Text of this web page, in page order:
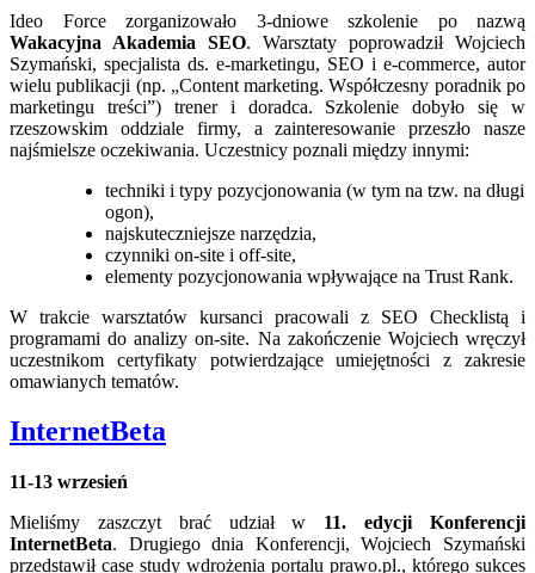
Ideo Force zorganizowało 3-dniowe szkolenie po nazwą
Wakacyjna Akademia SEO. Warsztaty poprowadził Wojciech
Szymański, specjalista ds. e-marketingu, SEO i e-commerce, autor
wielu publikacji (np. „Content marketing. Współczesny poradnik po
marketingu treści”) trener i doradca. Szkolenie dobyło się w
rzeszowskim oddziale firmy, a zainteresowanie przeszło nasze
najśmielsze oczekiwania. Uczestnicy poznali między innymi:
techniki i typy pozycjonowania (w tym na tzw. na długi
ogon),
najskuteczniejsze narzędzia,
czynniki on-site i off-site,
elementy pozycjonowania wpływające na Trust Rank.
W trakcie warsztatów kursanci pracowali z SEO Checklistą i
programami do analizy on-site. Na zakończenie Wojciech wręczył
uczestnikom certyfikaty potwierdzające umiejętności z zakresie
omawianych tematów.
InternetBeta
11-13 wrzesień
Mieliśmy zaszczyt brać udział w 11. edycji Konferencji
InternetBeta. Drugiego dnia Konferencji, Wojciech Szymański
przedstawił case study wdrożenia portalu prawo.pl., którego sukces